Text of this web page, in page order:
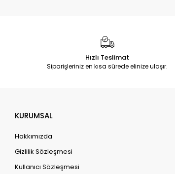
Hızlı Teslimat
Siparişleriniz en kısa sürede elinize ulaşır.
KURUMSAL
Hakkımızda
Gizlilik Sözleşmesi
Kullanıcı Sözleşmesi